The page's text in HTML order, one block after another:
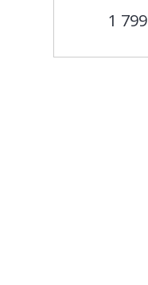
1 799